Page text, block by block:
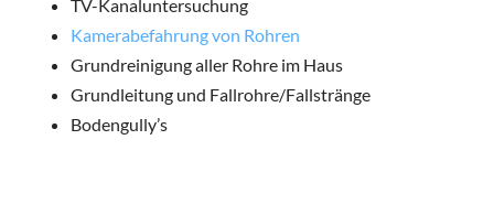
TV-Kanaluntersuchung
Kamerabefahrung von Rohren
Grundreinigung aller Rohre im Haus
Grundleitung und Fallrohre/Fallstränge
Bodengully’s